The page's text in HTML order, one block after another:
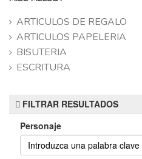
ARTICULOS DE REGALO
ARTICULOS PAPELERIA
BISUTERIA
ESCRITURA
FILTRAR RESULTADOS
Personaje